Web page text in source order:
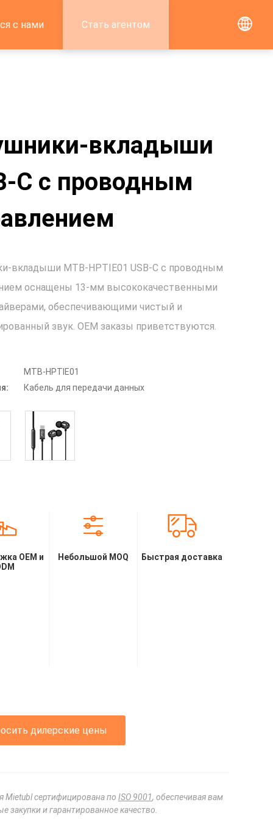
с нами Стать агентом
вкладыши
C с проводным
вкладыши MTB-HPTIE01 USB-C с проводным
оснащены 13-мм высококачественными
обеспечивающими чистый и
звук. OEM заказы приветствуются.
MTB-HPTIE01
Кабель для передачи данных
OEM и
Небольшой MOQ Быстрая доставка
дилерские цены
Mietubl сертифицирована по ISO 9001, обеспечивая вам
закупки и гарантированное качество.